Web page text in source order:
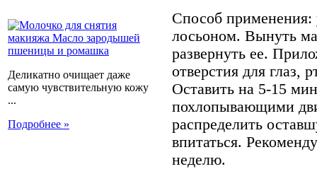
Деликатно очищает даже
самую чувствительную кожу
...
Подробнее »
Способ применения:
лосьоном. Вынуть
развернуть ее.
отверстия для глаз,
Оставить на 5-15
похлопывающими
распределить
впитаться.
неделю.